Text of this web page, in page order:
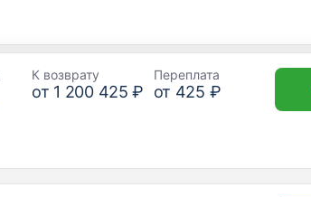
К возврату
от 1 200 425 ₽
Переплата
от 425 ₽